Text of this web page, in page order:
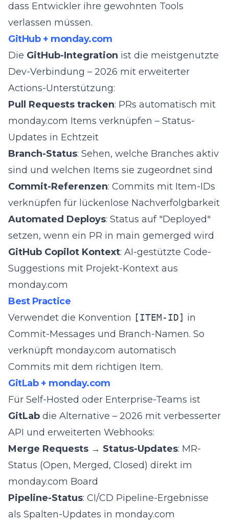
dass Entwickler ihre gewohnten Tools
verlassen müssen.
GitHub + monday.com
Die GitHub-Integration ist die meistgenutzte
Dev-Verbindung – 2026 mit erweiterter
Actions-Unterstützung:
Pull Requests tracken: PRs automatisch mit
monday.com Items verknüpfen – Status-
Updates in Echtzeit
Branch-Status: Sehen, welche Branches aktiv
sind und welchen Items sie zugeordnet sind
Commit-Referenzen: Commits mit Item-IDs
verknüpfen für lückenlose Nachverfolgbarkeit
Automated Deploys: Status auf "Deployed"
setzen, wenn ein PR in main gemerged wird
GitHub Copilot Kontext: AI-gestützte Code-
Suggestions mit Projekt-Kontext aus
monday.com
Best Practice
Verwendet die Konvention [ITEM-ID] in
Commit-Messages und Branch-Namen. So
verknüpft monday.com automatisch
Commits mit dem richtigen Item.
GitLab + monday.com
Für Self-Hosted oder Enterprise-Teams ist
GitLab die Alternative – 2026 mit verbesserter
API und erweiterten Webhooks:
Merge Requests → Status-Updates: MR-
Status (Open, Merged, Closed) direkt im
monday.com Board
Pipeline-Status: CI/CD Pipeline-Ergebnisse
als Spalten-Updates in monday.com